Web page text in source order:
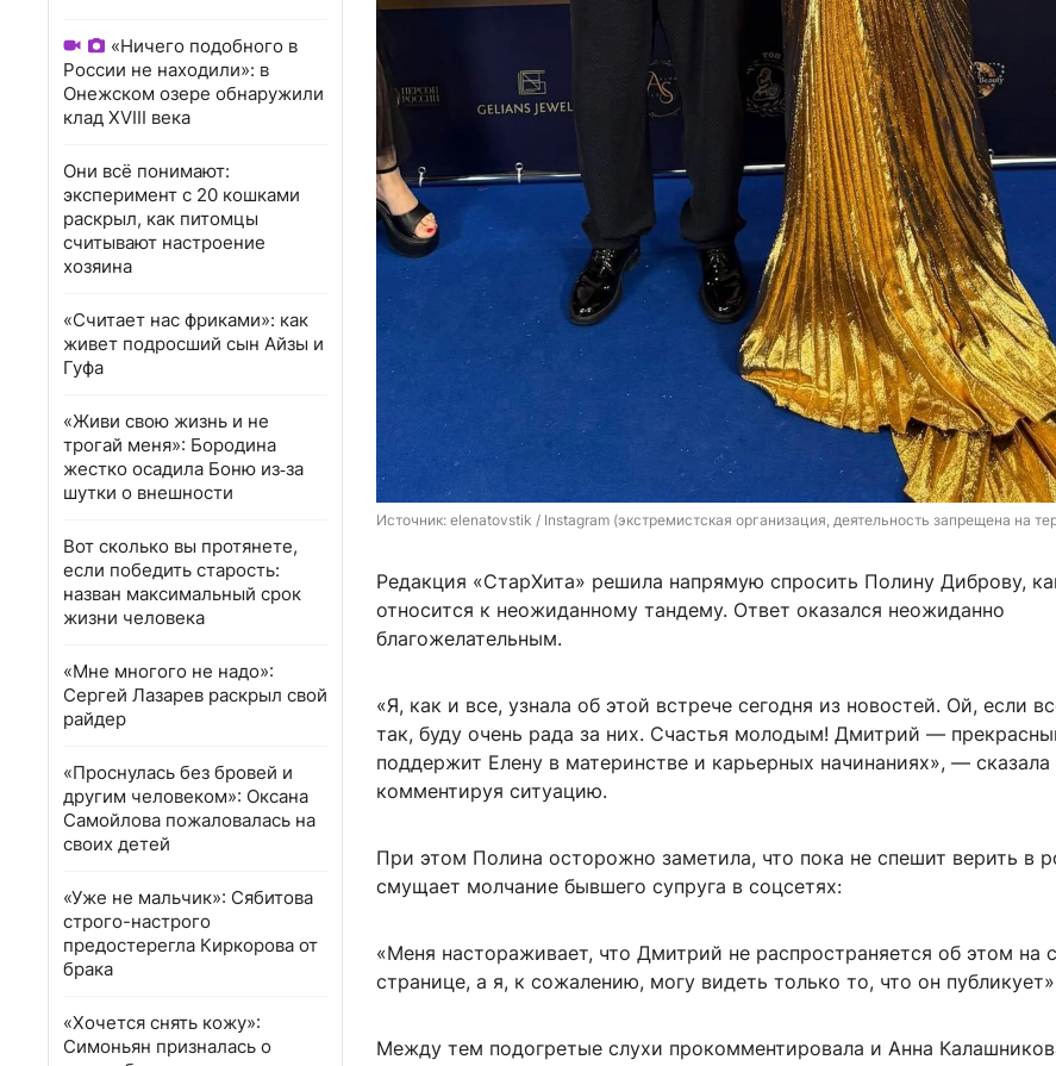
«Ничего подобного в
России не находили»: в
Онежском озере обнаружили
клад XVIII века
Они всё понимают:
эксперимент с 20 кошками
раскрыл, как питомцы
считывают настроение
хозяина
«Считает нас фриками»: как
живет подросший сын Айзы и
Гуфа
«Живи свою жизнь и не
трогай меня»: Бородина
жестко осадила Боню из‑за
шутки о внешности
Вот сколько вы протянете,
если победить старость:
назван максимальный срок
жизни человека
«Мне многого не надо»:
Сергей Лазарев раскрыл свой
райдер
«Проснулась без бровей и
другим человеком»: Оксана
Самойлова пожаловалась на
своих детей
«Уже не мальчик»: Сябитова
строго-настрого
предостерегла Киркорова от
брака
«Хочется снять кожу»:
Симоньян призналась о
Источник: elenatovstik / Instagram (экстремистская организация, деятельность запрещена на
Редакция «СтарХита» решила напрямую спросить Полину Диброву,
относится к неожиданному тандему. Ответ оказался неожиданно
благожелательным.
«Я, как и все, узнала об этой встрече сегодня из новостей. Ой, если
так, буду очень рада за них. Счастья молодым! Дмитрий —
поддержит Елену в материнстве и карьерных начинаниях», — сказала
комментируя ситуацию.
При этом Полина осторожно заметила, что пока не спешит верить в
смущает молчание бывшего супруга в соцсетях:
«Меня настораживает, что Дмитрий не распространяется об этом на
странице, а я, к сожалению, могу видеть только то, что он
Между тем подогретые слухи прокомментировала и Анна